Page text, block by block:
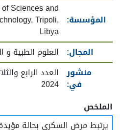
المؤسسة:
Sciences and
Tripoli,
Libya
المجال:
العلوم الطبية و
منشور
في:
العدد الرابع
2024
الملخص
يرتبط مرض السكري بحالة